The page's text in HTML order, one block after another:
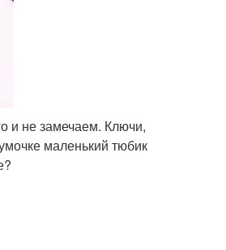
и не замечаем. Ключи,
маленький тюбик